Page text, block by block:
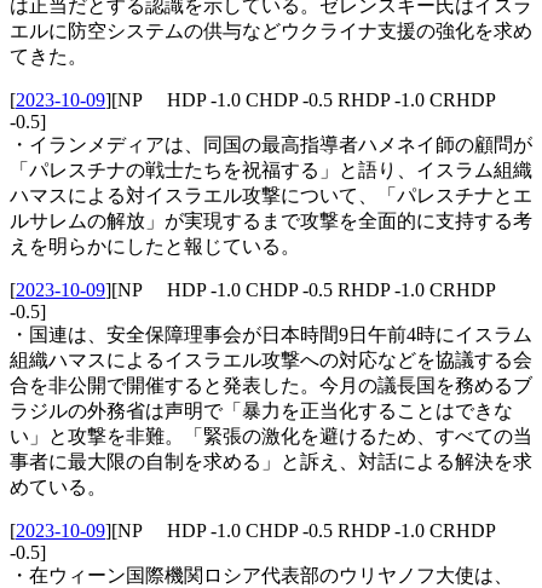
は正当だとする認識を示している。ゼレンスキー氏はイスラ
エルに防空システムの供与などウクライナ支援の強化を求め
てきた。
[2023-10-09][NP HDP -1.0 CHDP -0.5 RHDP -1.0 CRHDP
-0.5]
・イランメディアは、同国の最高指導者ハメネイ師の顧問が
「パレスチナの戦士たちを祝福する」と語り、イスラム組織
ハマスによる対イスラエル攻撃について、「パレスチナとエ
ルサレムの解放」が実現するまで攻撃を全面的に支持する考
えを明らかにしたと報じている。
[2023-10-09][NP HDP -1.0 CHDP -0.5 RHDP -1.0 CRHDP
-0.5]
・国連は、安全保障理事会が日本時間9日午前4時にイスラム
組織ハマスによるイスラエル攻撃への対応などを協議する会
合を非公開で開催すると発表した。今月の議長国を務めるブ
ラジルの外務省は声明で「暴力を正当化することはできな
い」と攻撃を非難。「緊張の激化を避けるため、すべての当
事者に最大限の自制を求める」と訴え、対話による解決を求
めている。
[2023-10-09][NP HDP -1.0 CHDP -0.5 RHDP -1.0 CRHDP
-0.5]
・在ウィーン国際機関ロシア代表部のウリヤノフ大使は、